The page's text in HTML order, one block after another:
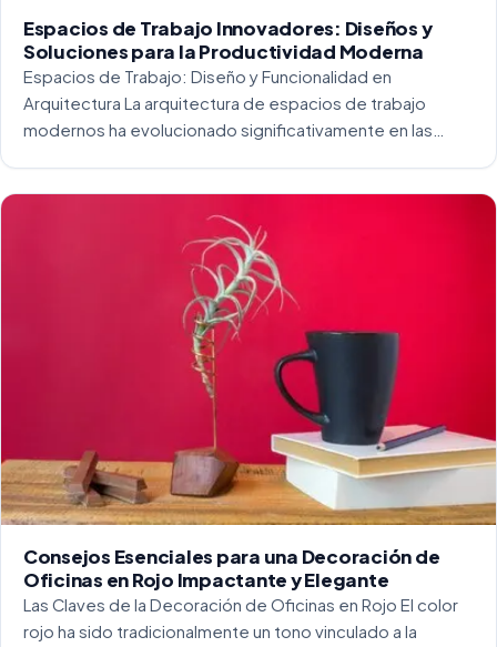
Espacios de Trabajo Innovadores: Diseños y
Soluciones para la Productividad Moderna
Espacios de Trabajo: Diseño y Funcionalidad en
Arquitectura La arquitectura de espacios de trabajo
modernos ha evolucionado significativamente en las
Consejos Esenciales para una Decoración de
Oficinas en Rojo Impactante y Elegante
Las Claves de la Decoración de Oficinas en Rojo El color
rojo ha sido tradicionalmente un tono vinculado a la